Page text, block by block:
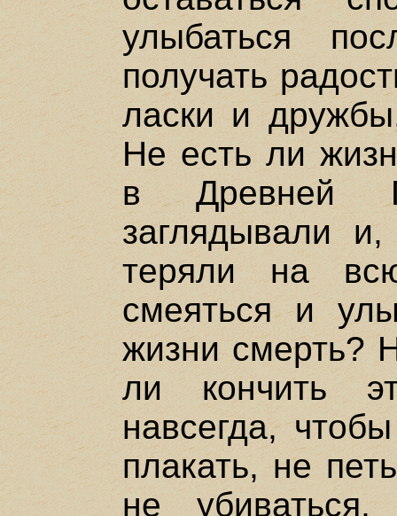
улыбаться
получать
ласки и
Не есть ли
в Древней
заглядывали
теряли на
смеяться и
жизни смерть?
ли кончить
навсегда,
плакать, не
не